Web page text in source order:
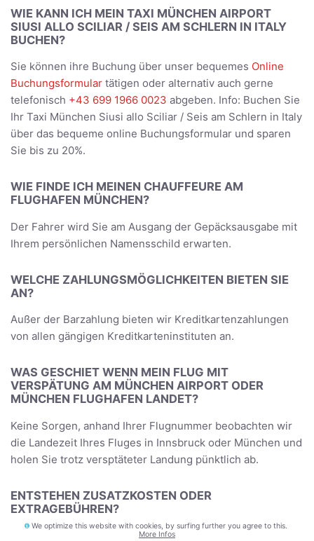
WIE KANN ICH MEIN TAXI MÜNCHEN AIRPORT
SIUSI ALLO SCILIAR / SEIS AM SCHLERN IN ITALY
BUCHEN?
Sie können ihre Buchung über unser bequemes Online
Buchungsformular tätigen oder alternativ auch gerne
telefonisch +43 699 1966 0023 abgeben. Info: Buchen Sie
Ihr Taxi München Siusi allo Sciliar / Seis am Schlern in Italy
über das bequeme online Buchungsformular und sparen
Sie bis zu 20%.
WIE FINDE ICH MEINEN CHAUFFEURE AM
FLUGHAFEN MÜNCHEN?
Der Fahrer wird Sie am Ausgang der Gepäcksausgabe mit
Ihrem persönlichen Namensschild erwarten.
WELCHE ZAHLUNGSMÖGLICHKEITEN BIETEN SIE
AN?
Außer der Barzahlung bieten wir Kreditkartenzahlungen
von allen gängigen Kreditkarteninstituten an.
WAS GESCHIET WENN MEIN FLUG MIT
VERSPÄTUNG AM MÜNCHEN AIRPORT ODER
MÜNCHEN FLUGHAFEN LANDET?
Keine Sorgen, anhand Ihrer Flugnummer beobachten wir
die Landezeit Ihres Fluges in Innsbruck oder München und
holen Sie trotz versptäteter Landung pünktlich ab.
ENTSTEHEN ZUSATZKOSTEN ODER
EXTRAGEBÜHREN?
Bei uns gibt es keine versteckten Gebühren und auch
We optimize this website with cookies, by surfing further you agree to this.
More Infos